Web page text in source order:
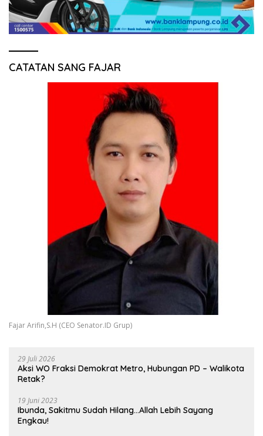
CATATAN SANG FAJAR
Fajar Arifin,S.H (CEO Senator.ID Grup)
29 Juli 2026
Aksi WO Fraksi Demokrat Metro, Hubungan PD – Walikota
Retak?
19 Juni 2023
Ibunda, Sakitmu Sudah Hilang…Allah Lebih Sayang
Engkau!